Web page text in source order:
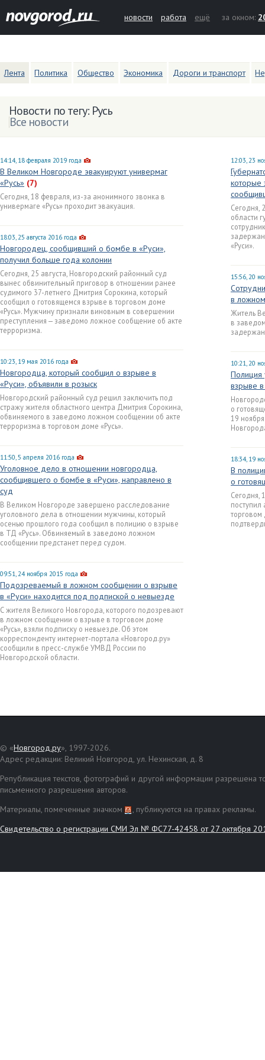
новости работа ещё за окном:
Лента Политика Общество Экономика Дороги и транспорт
Новости по тегу: Русь
Все новости
14:14, 18 февраля 2019 года
В Великом Новгороде эвакуируют универмаг
«Русь» (7)
Сегодня, 18 февраля, из-за анонимного звонка в
универмаге «Русь» проходит эвакуация.
18:03, 25 августа 2016 года
Новгородец, сообщивший о бомбе в «Руси»,
получил больше года колонии
Сегодня, 25 августа, Новгородский районный суд
вынес обвинительный приговор в отношении ранее
судимого 37-летнего Дмитрия Сорокина, который
сообщил о готовящемся взрыве в торговом доме
«Русь». Мужчину признали виновным в совершении
преступления — заведомо ложное сообщение об акте
терроризма.
10:23, 19 мая 2016 года
Новгородца, который сообщил о взрыве в
«Руси», объявили в розыск
Новгородский районный суд решил заключить под
стражу жителя областного центра Дмитрия Сорокина,
обвиняемого в заведомо ложном сообщении об акте
терроризма в торговом доме «Русь».
11:50, 5 апреля 2016 года
Уголовное дело в отношении новгородца,
сообщившего о бомбе в «Руси», направлено в
суд
В Великом Новгороде завершено расследование
уголовного дела в отношении мужчины, который
осенью прошлого года сообщил в полицию о взрыве
в ТД «Русь». Обвиняемый в заведомо ложном
сообщении предстанет перед судом.
09:51, 24 ноября 2015 года
Подозреваемый в ложном сообщении о взрыве
в «Руси» находится под подпиской о невыезде
С жителя Великого Новгорода, которого подозревают
в ложном сообщении о взрыве в торговом доме
«Русь», взяли подписку о невыезде. Об этом
корреспонденту интернет-портала «Новгород.ру»
сообщили в пресс-службе УМВД России по
Новгородской области.
12:03, 23
которые
Сегодня,
области
«Руси».
15:56, 20
в
Житель
в
10:21, 20
Полиция
взрыве
о
19
18:34, 19
В
о
Сегодня,
торговом
© «Новгород.ру», 1997-2026.
Адрес редакции: Великий Новгород, ул. Нехинская, д. 8
Републикация текстов, фотографий и другой информации разрешена
письменного разрешения авторов.
Материалы, помеченные значком
, публикуются на правах рекламы.
Свидетельство о регистрации СМИ Эл № ФС77-42458 от 27 октября